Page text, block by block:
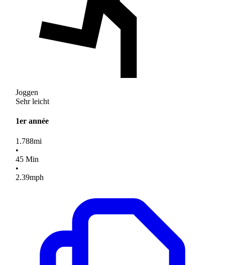
Joggen
Sehr leicht
1er année
1.788mi
•
45Min
•
2.39mph